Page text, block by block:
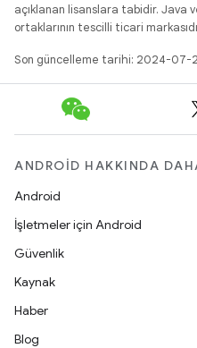
açıklanan lisanslara tabidir. Java
ortaklarının tescilli ticari
Son güncelleme tarihi: 2024-07-
ANDROID HAKKINDA
Android
İşletmeler için Android
Güvenlik
Kaynak
Haber
Blog